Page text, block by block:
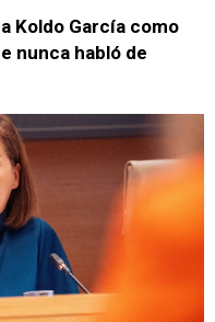
Koldo García como
nunca habló de